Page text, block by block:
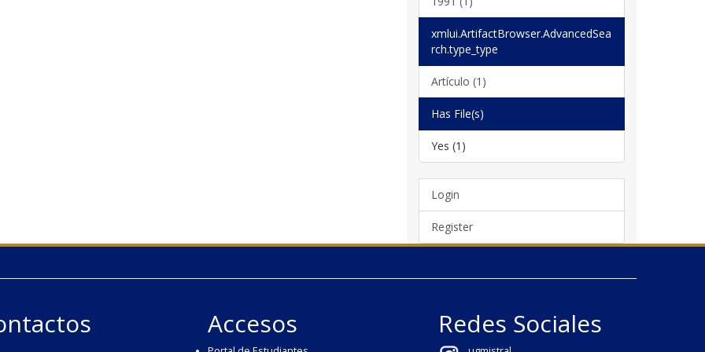
xmlui.ArtifactBrowser.AdvancedSea
rch.type_type
Artículo (1)
Has File(s)
Yes (1)
Login
Register
Accesos Redes Sociales